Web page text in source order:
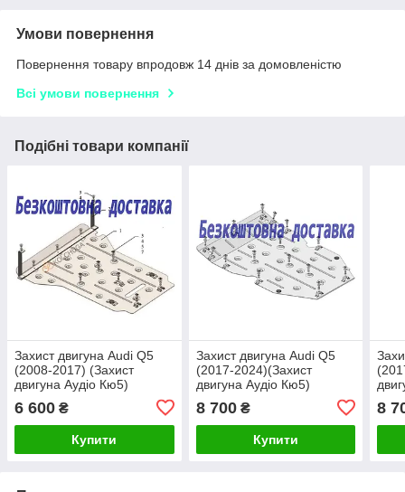
Умови повернення
Повернення товару впродовж 14 днів за домовленістю
Всі умови повернення
Подібні товари компанії
Захист двигуна Audi Q5
(2008-2017) (Захист
двигуна Аудіо Кю5)
6 600 ₴
Купити
Захист двигуна Audi Q5
(2017-2024)(Захист
двигуна Аудіо Кю5)
8 700₴
Купити
8